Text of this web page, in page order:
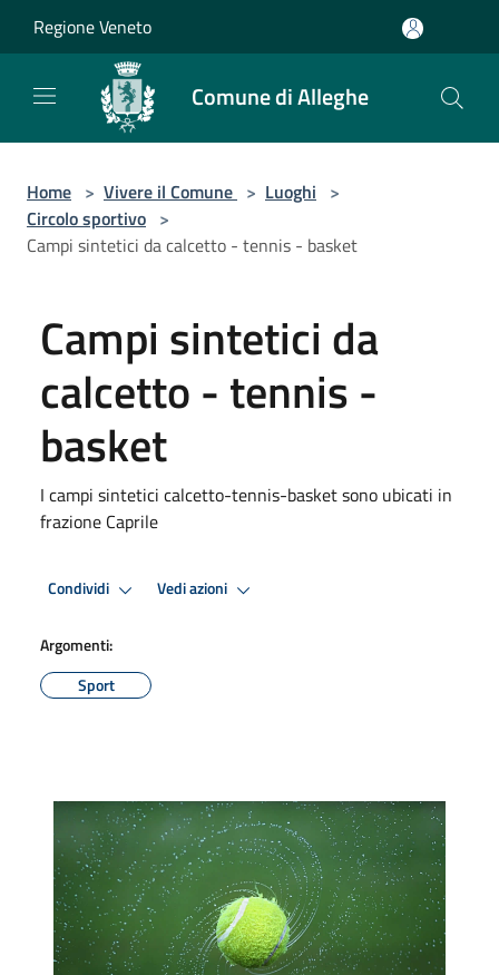
Regione Veneto
Comune di Alleghe
Home > Vivere il Comune > Luoghi >
Circolo sportivo >
Campi sintetici da calcetto - tennis - basket
Campi sintetici da
calcetto - tennis -
basket
I campi sintetici calcetto-tennis-basket sono ubicati in
frazione Caprile
Condividi Vedi azioni
Argomenti:
Sport